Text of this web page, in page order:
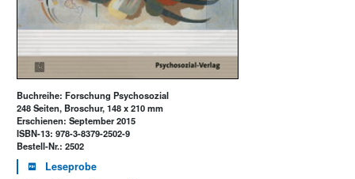
Buchreihe: Forschung Psychosozial
248 Seiten, Broschur, 148 x 210 mm
Erschienen: September 2015
ISBN-13: 978-3-8379-2502-9
Bestell-Nr.: 2502
Leseprobe